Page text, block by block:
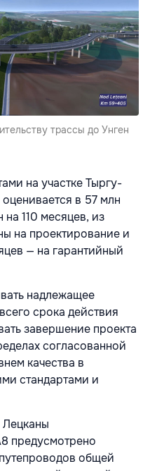
трассы до Унген
на участке Тыргу-
в 57 млн
110 месяцев, из
на проектирование и
— на гарантийный
надлежащее
срока действия
завершение проекта
согласованной
качества в
стандартами и
предусмотрено
общей